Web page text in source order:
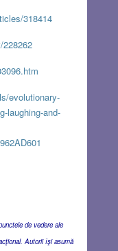
318414
evolutionary-
laughing-and-
de vedere ale
Autorii îşi asumă